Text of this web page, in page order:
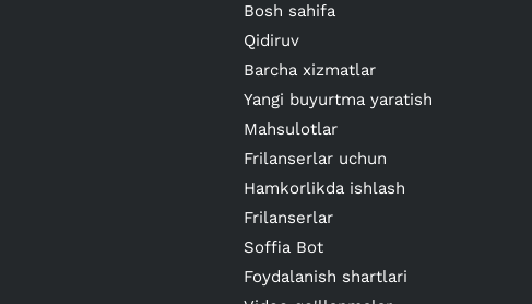
Bosh sahifa
Qidiruv
Barcha xizmatlar
Yangi buyurtma yaratish
Mahsulotlar
Frilanserlar uchun
Hamkorlikda ishlash
Frilanserlar
Soffia Bot
Foydalanish shartlari